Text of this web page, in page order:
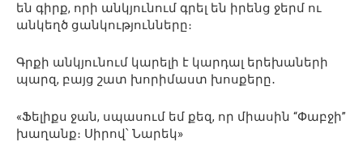
են գիրք, որի անկյունում գրել են իրենց ջերմ ու
անկեղծ ցանկությունները։
Գրքի անկյունում կարելի է կարդալ երեխաների
պարզ, բայց շատ խորիմաստ խոսքերը․
«Ֆելիքս ջան, սպասում եմ քեզ, որ միասին “Փաբջի”
խաղանք։ Սիրով՝ Նարեկ»